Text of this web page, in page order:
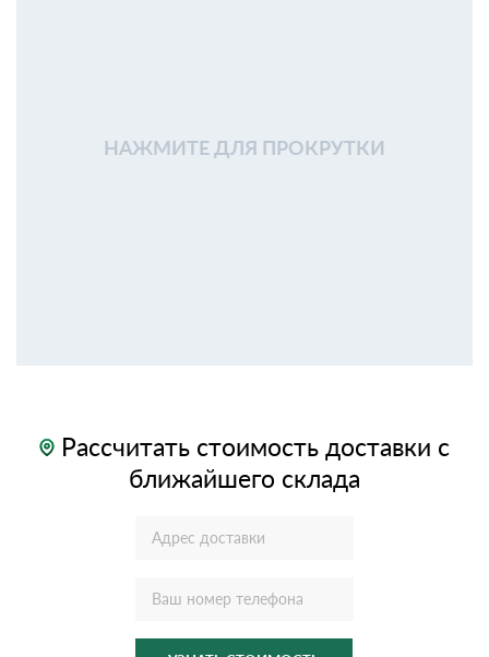
НАЖМИТЕ ДЛЯ ПРОКРУТКИ
Рассчитать стоимость доставки с
ближайшего склада